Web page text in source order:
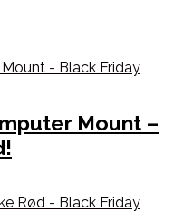
Mount –